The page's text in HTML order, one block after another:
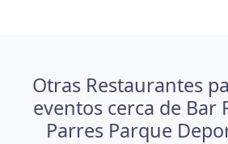
Otras Restaurantes
eventos cerca de Bar
Parres Parque